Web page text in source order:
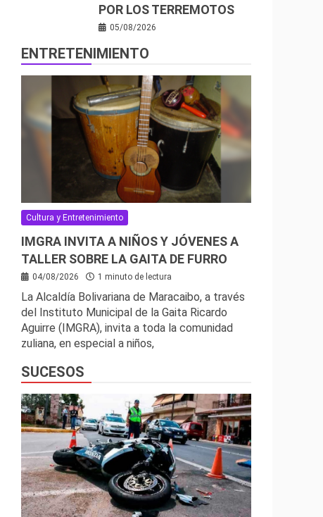
POR LOS TERREMOTOS
05/08/2026
ENTRETENIMIENTO
Cultura y Entretenimiento
IMGRA INVITA A NIÑOS Y JÓVENES A
TALLER SOBRE LA GAITA DE FURRO
04/08/2026 1 minuto de lectura
La Alcaldía Bolivariana de Maracaibo, a través
del Instituto Municipal de la Gaita Ricardo
Aguirre (IMGRA), invita a toda la comunidad
zuliana, en especial a niños,
SUCESOS